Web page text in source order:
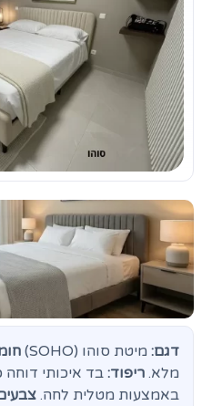
דגם: מיטת סוהו (SOHO)
מלא. ריפוד: בד איכותי דוחה
באמצעות מטלית לחה.